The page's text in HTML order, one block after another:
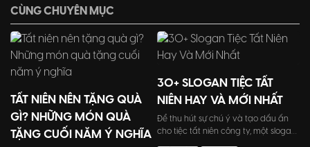
CÙNG CHUYÊN MỤC
TẤT NIÊN NÊN TẶNG QUÀ
GÌ? NHỮNG MÓN QUÀ
TẶNG CUỐI NĂM Ý NGHĨA
30+ SLOGAN TIỆC TẤT
NIÊN HAY VÀ MỚI NHẤT
Để thu hút sự chú ý và tạo dấu ấn
cho tiệc tất niên công ty, một slogan